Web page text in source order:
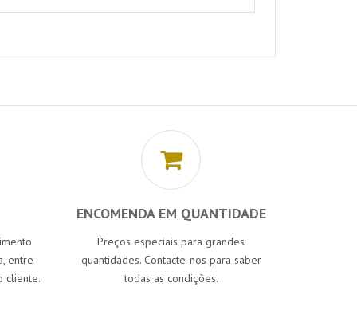
entre
cliente.
ENCOMENDA EM QUANTIDADE
Preços especiais para grandes
quantidades. Contacte-nos para saber
todas as condições.